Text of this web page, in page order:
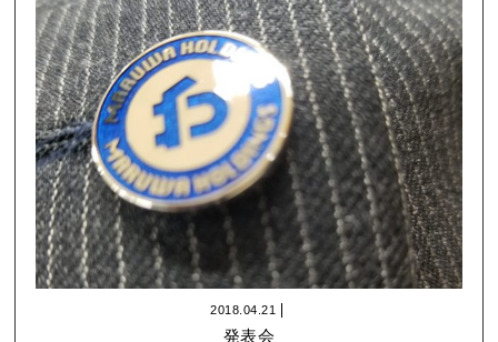
2018.04.21
発表会